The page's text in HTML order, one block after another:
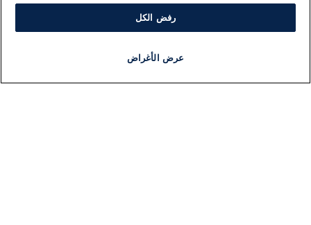
رفض الكل
عرض الأغراض